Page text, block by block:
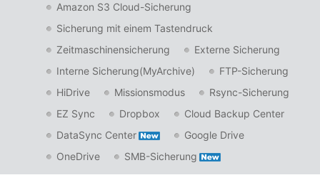
Amazon S3 Cloud-Sicherung
Sicherung mit einem Tastendruck
Zeitmaschinensicherung
Externe Sicherung
Interne Sicherung(MyArchive)
FTP-Sicherung
HiDrive
Missionsmodus
Rsync-Sicherung
EZ Sync
Dropbox
Cloud Backup Center
DataSync Center
Google Drive
OneDrive
SMB-Sicherung